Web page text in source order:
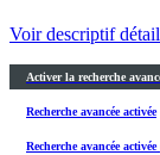
Voir descriptif
Activer la recherche
Recherche avancée activée
Recherche avancée